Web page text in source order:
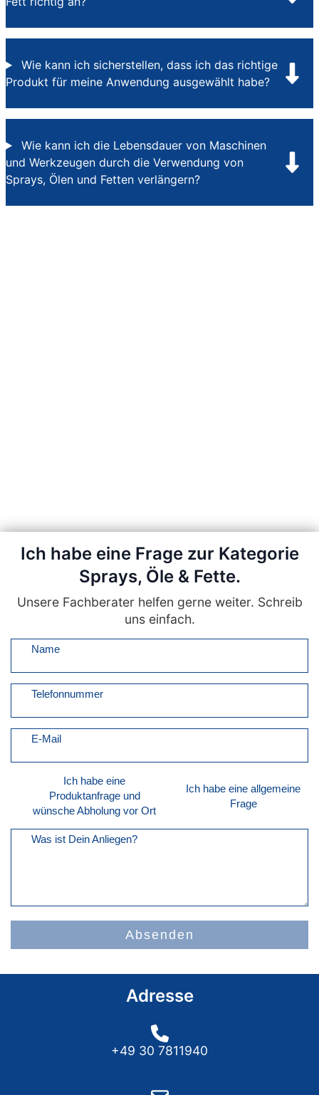
Wie kann ich sicherstellen, dass ich das richtige
Produkt für meine Anwendung ausgewählt habe?
Wie kann ich die Lebensdauer von Maschinen
und Werkzeugen durch die Verwendung von
Sprays, Ölen und Fetten verlängern?
Ich habe eine Frage zur Kategorie
Sprays, Öle & Fette.
Unsere Fachberater helfen gerne weiter. Schreib
uns einfach.
Name
Telefonnummer
E-Mail
Ich habe eine
Produktanfrage und
wünsche Abholung vor Ort
Ich habe eine allgemeine
Frage
Was ist Dein Anliegen?
Absenden
Adresse
+49 30 7811940